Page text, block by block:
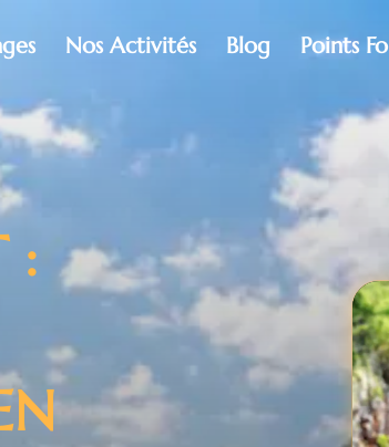
Nos Activités Blog Points
: